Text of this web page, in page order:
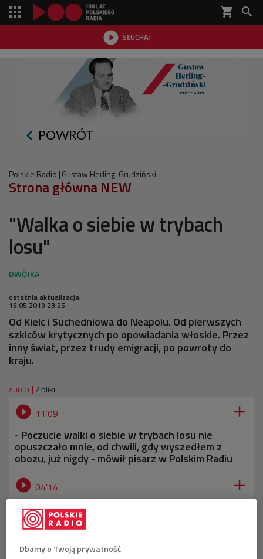
shopping_cart 
 SŁUCHAJ

POWRÓT
Polskie Radio Gustaw Herling-Grudziński
Strona główna NEW
"Walka o siebie w trybach
losu"
ostatnia aktualizacja:
16.05.2019 23:25
Od Kielc i Suchedniowa do Neapolu. Od pierwszych
szkiców krytycznych po opowiadania włoskie. Przez
inny świat, przez trudy emigracji, po powroty do
kraju.
AUDIO 2 pliki
 11'09 
- Poczucie walki o siebie w trybach losu nie
opuszczało mnie, od chwili, gdy wyszedłem z
obozu, już nigdy - mówił pisarz w Polskim Radiu
 04'14 
Gustaw Herling-Grudziński o swojej biografii (z
archiwum RWE)
Dbamy o Twoją prywatność